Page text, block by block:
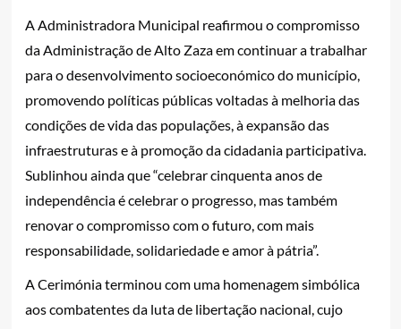
A Administradora Municipal reafirmou o compromisso
da Administração de Alto Zaza em continuar a trabalhar
para o desenvolvimento socioeconómico do município,
promovendo políticas públicas voltadas à melhoria das
condições de vida das populações, à expansão das
infraestruturas e à promoção da cidadania participativa.
Sublinhou ainda que “celebrar cinquenta anos de
independência é celebrar o progresso, mas também
renovar o compromisso com o futuro, com mais
responsabilidade, solidariedade e amor à pátria”.
A Cerimónia terminou com uma homenagem simbólica
aos combatentes da luta de libertação nacional, cujo